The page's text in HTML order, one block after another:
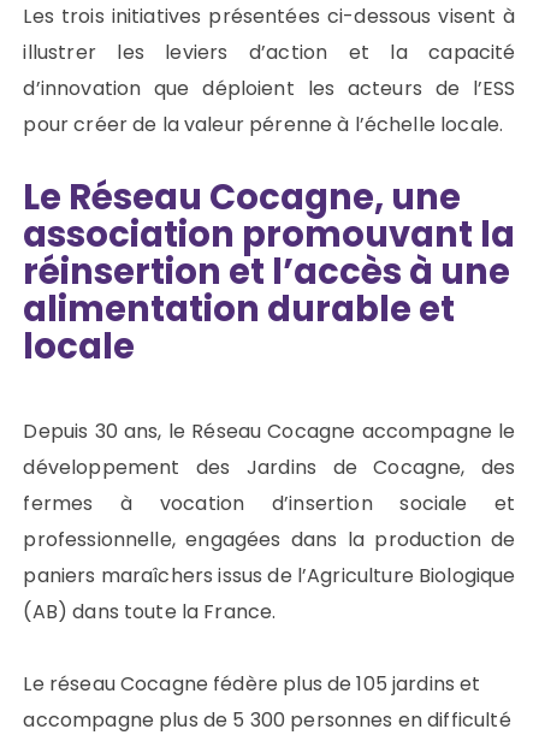
Les trois initiatives présentées ci-dessous visent à
illustrer les leviers d’action et la capacité
d’innovation que déploient les acteurs de l’ESS
pour créer de la valeur pérenne à l’échelle locale.
Le Réseau Cocagne, une
association promouvant la
réinsertion et l’accès à une
alimentation durable et
locale
Depuis 30 ans, le Réseau Cocagne accompagne le
développement des Jardins de Cocagne, des
fermes à vocation d’insertion sociale et
professionnelle, engagées dans la production de
paniers maraîchers issus de l’Agriculture Biologique
(AB) dans toute la France.
Le réseau Cocagne fédère plus de 105 jardins et
accompagne plus de 5 300 personnes en difficulté